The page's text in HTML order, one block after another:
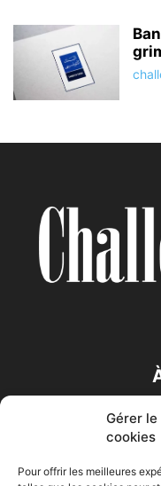
Gérer
cookies
Pour offrir les meilleures